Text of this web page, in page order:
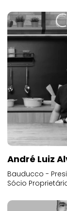
André Luiz
Bauducco -
Sócio